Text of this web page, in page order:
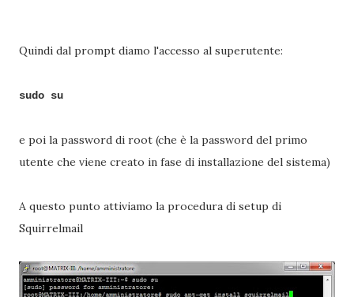
Quindi dal prompt diamo l'accesso al superutente:
sudo su
e poi la password di root (che è la password del primo
utente che viene creato in fase di installazione del sistema)
A questo punto attiviamo la procedura di setup di
Squirrelmail